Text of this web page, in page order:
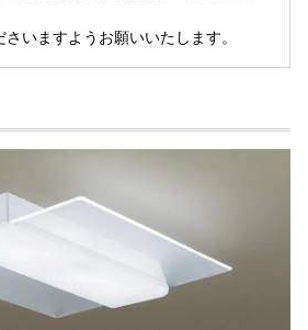
いますようお願いいたします。